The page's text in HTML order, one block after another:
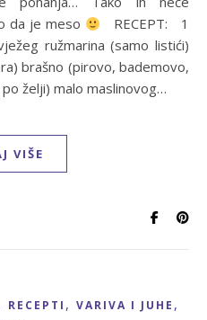
da je meso
RECEPT: 1
ružmarina (samo listići)
brašno (pirovo, bademovo,
želji) malo maslinovog…
VIŠE
RECEPTI , VARIVA I JUHE ,